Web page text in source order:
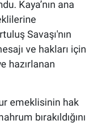
Kaya’nın ana
Savaşı'nın
ve hakları için
hazırlanan
emeklisinin hak
bırakıldığını